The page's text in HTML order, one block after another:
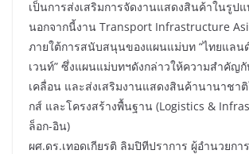
เป็นการส่งเสริมการจัดงานแสดงสินค้าในรูปแ
นอกจากนี้งาน Transport Infrastructure
ภายใต้การสนับสนุนของแผนแม่บท “ไทยแลน
เวนท์” ซึ่งแผนแม่บทฯดังกล่าวให้ความสำคัญ
เคลื่อน และส่งเสริมงานแสดงสินค้านานาชา
กส์ และโครงสร้างพื้นฐาน (Logistics &
ล็อก-อิน)
ผศ.ดร.เทอดเกียรติ ลิมปิทีปราการ ผู้อำนวยก